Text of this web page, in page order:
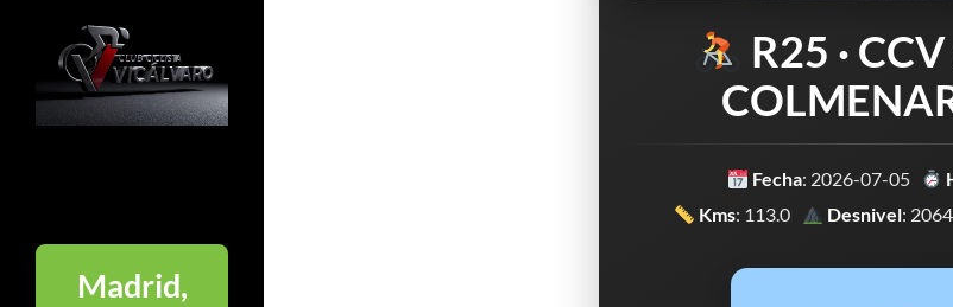
R25 ·
Fecha: 2026-07-05
Kms: 113.0 Desnivel:
Madrid,